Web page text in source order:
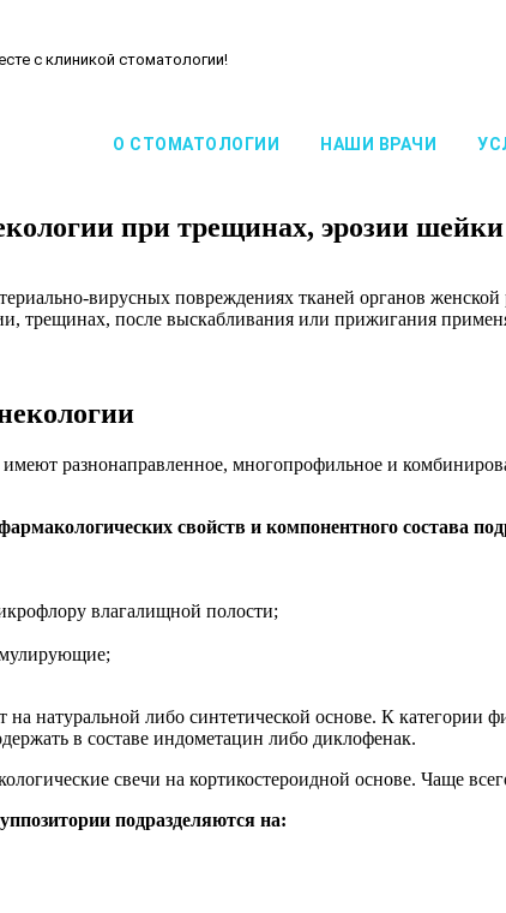
с клиникой стоматологии!
О СТОМАТОЛОГИИ НАШИ ВРАЧИ
при трещинах, эрозии
вирусных повреждениях тканей органов
трещинах, после выскабливания или прижигания
разнонаправленное, многопрофильное и
свойств и компонентного состава
влагалищной полости;
натуральной либо синтетической основе. К категории
в составе индометацин либо диклофенак.
свечи на кортикостероидной основе. Чаще
подразделяются на: